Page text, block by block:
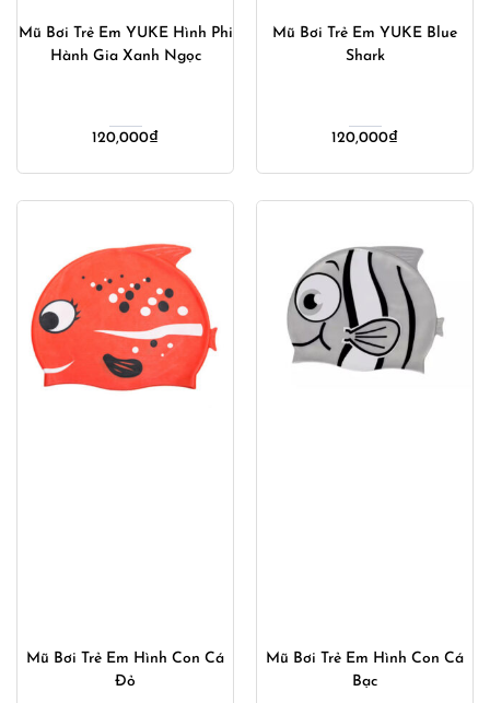
Mũ Bơi Trẻ Em YUKE Hình Phi
Hành Gia Xanh Ngọc
120,000₫
Mũ Bơi Trẻ Em YUKE Blue
Shark
120,000₫
Mũ Bơi Trẻ Em Hình Con Cá
Đỏ
Mũ Bơi Trẻ Em Hình Con Cá
Bạc